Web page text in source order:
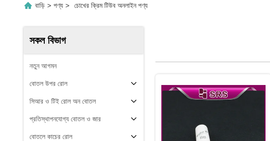
বাড়ি > পণ্য > চোখের ক্রিম টিউব অনলাইন পণ্য
সকল বিভাগ
নতুন আগমন
বোতল উপর রোল
সিআর ও টিই রোল অন বোতল
প্রতিস্থাপনযোগ্য বোতল ও জার
বোতলে কাচের রোল